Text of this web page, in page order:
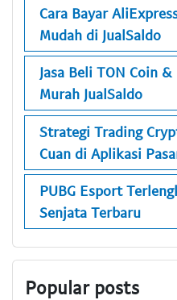
Cara Bayar
Mudah di JualSaldo
Jasa Beli TON Coin
Murah JualSaldo
Strategi Trading
Cuan di Aplikasi
PUBG Esport
Senjata Terbaru
Popular posts